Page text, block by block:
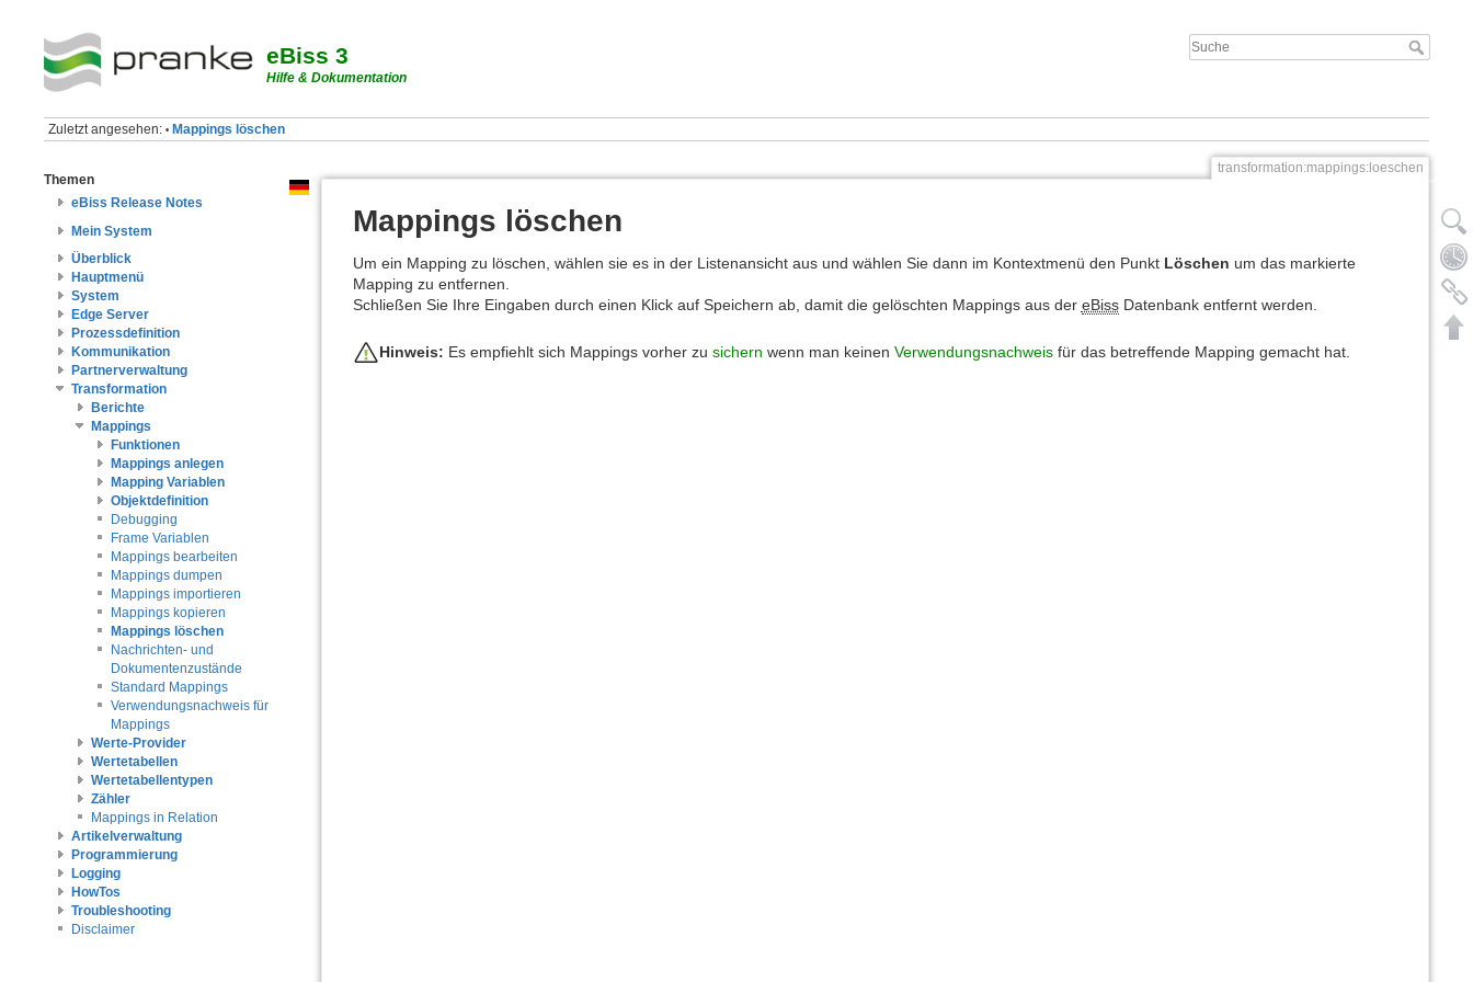
eBiss 3
Hilfe & Dokumentation
Zuletzt angesehen: • Mappings löschen
Themen
eBiss Release Notes
Mein System
Überblick
Hauptmenü
System
Edge Server
Prozessdefinition
Kommunikation
Partnerverwaltung
Transformation
Berichte
Mappings
Funktionen
Mappings anlegen
Mapping Variablen
Objektdefinition
Debugging
Frame Variablen
Mappings bearbeiten
Mappings dumpen
Mappings importieren
Mappings kopieren
Mappings löschen
Nachrichten- und
Dokumentenzustände
Standard Mappings
Verwendungsnachweis für
Mappings
Werte-Provider
Wertetabellen
Wertetabellentypen
Zähler
Mappings in Relation
Artikelverwaltung
Programmierung
Logging
HowTos
Troubleshooting
Disclaimer
transformation:mappings:loeschen
Mappings löschen
Um ein Mapping zu löschen, wählen sie es in der Listenansicht aus und wählen Sie dann im Kontextmenü den Punkt Löschen um das markierte
Mapping zu entfernen.
Schließen Sie Ihre Eingaben durch einen Klick auf Speichern ab, damit die gelöschten Mappings aus der eBissDatenbank entfernt werden.
Hinweis: Es empfiehlt sich Mappings vorher zu sichern wenn man keinen Verwendungsnachweisfür das betreffende Mapping gemacht hat.